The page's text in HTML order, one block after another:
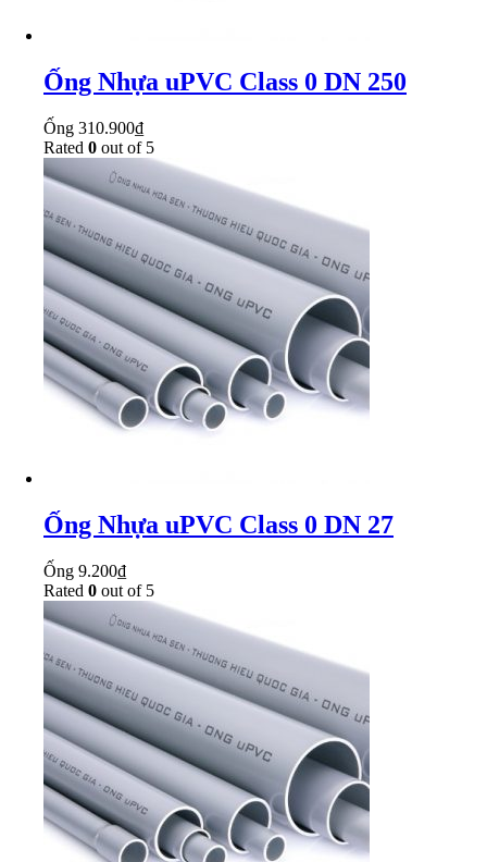
Ống Nhựa uPVC Class 0 DN 250
Ống 310.900₫
Rated 0 out of 5
Ống Nhựa uPVC Class 0 DN 27
Ống 9.200₫
Rated 0 out of 5